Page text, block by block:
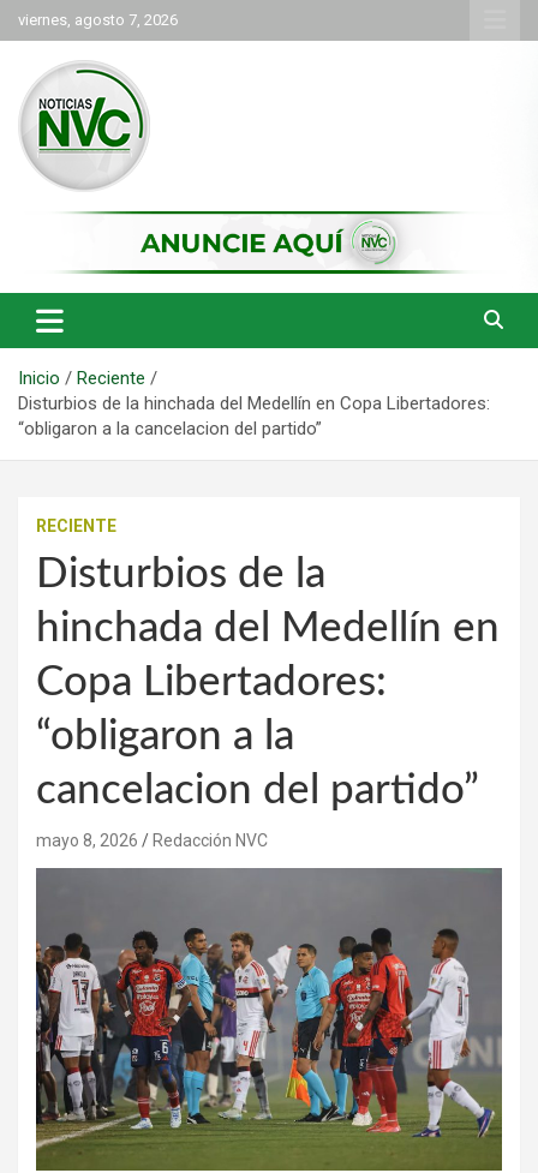
Saltar
al
contenido
viernes, agosto 7, 2026
NVC Noticias
Inicio
Reciente
Disturbios de la hinchada del Medellín en Copa Libertadores:
“obligaron a la cancelacion del partido”
RECIENTE
Disturbios de la
hinchada del Medellín en
Copa Libertadores:
“obligaron a la
cancelacion del partido”
mayo 8, 2026 Redacción NVC